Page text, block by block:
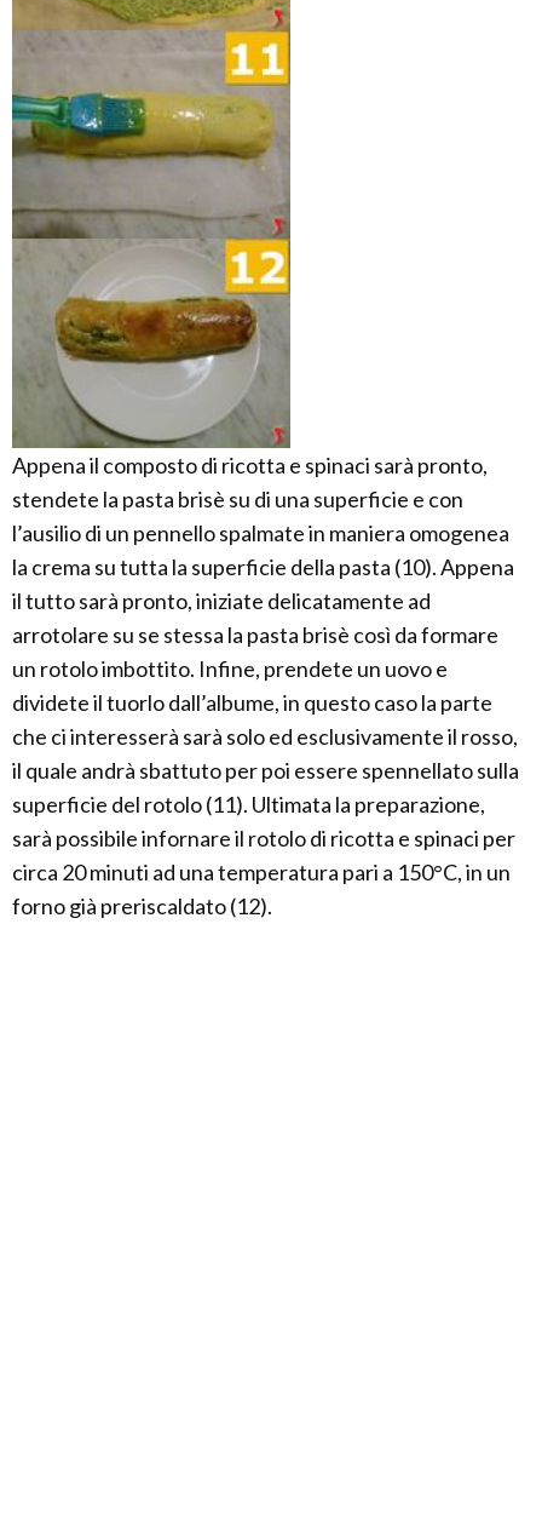
Appena il composto di ricotta e spinaci sarà pronto,
stendete la pasta brisè su di una superficie e con
l’ausilio di un pennello spalmate in maniera omogenea
la crema su tutta la superficie della pasta (10). Appena
il tutto sarà pronto, iniziate delicatamente ad
arrotolare su se stessa la pasta brisè così da formare
un rotolo imbottito. Infine, prendete un uovo e
dividete il tuorlo dall’albume, in questo caso la parte
che ci interesserà sarà solo ed esclusivamente il rosso,
il quale andrà sbattuto per poi essere spennellato sulla
superficie del rotolo (11). Ultimata la preparazione,
sarà possibile infornare il rotolo di ricotta e spinaci per
circa 20 minuti ad una temperatura pari a 150°C, in un
forno già preriscaldato (12).